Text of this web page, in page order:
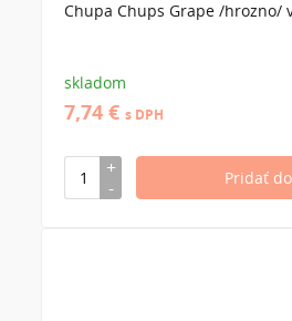
Chupa Chups Grape /hrozno/
skladom
7,74 € s DPH